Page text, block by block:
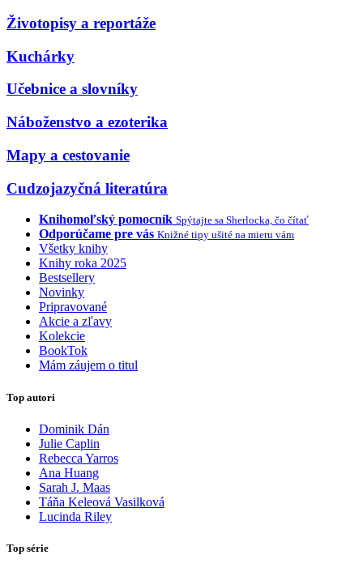
Životopisy a reportáže
Kuchárky
Učebnice a slovníky
Náboženstvo a ezoterika
Mapy a cestovanie
Cudzojazyčná literatúra
Knihomoľský pomocník Spýtajte sa Sherlocka, čo čítať
Odporúčame pre vás Knižné tipy ušité na mieru vám
Všetky knihy
Knihy roka 2025
Bestsellery
Novinky
Pripravované
Akcie a zľavy
Kolekcie
BookTok
Mám záujem o titul
Top autori
Dominik Dán
Julie Caplin
Rebecca Yarros
Ana Huang
Sarah J. Maas
Táňa Keleová Vasilková
Lucinda Riley
Top série